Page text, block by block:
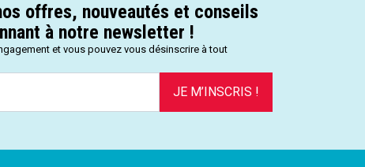
offres, nouveautés et conseils
à notre newsletter !
et vous pouvez vous désinscrire à tout
JE M’INSCRIS !